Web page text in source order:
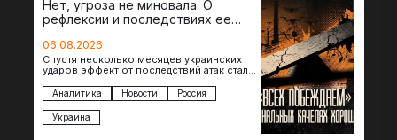
Нет, угроза не миновала. О
рефлексии и последствиях ее
06.08.2026
Спустя несколько месяцев украинских
ударов эффект от последствий атак стал
коллапса розничной торговли не…
Аналитика Новости Россия
Украина